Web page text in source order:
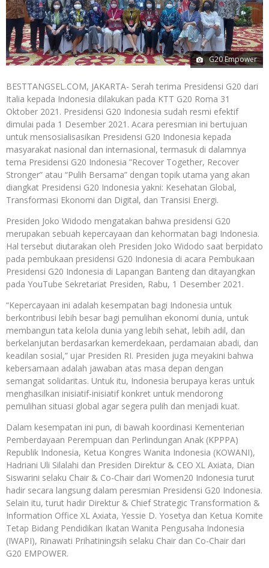
G20 Empower
BESTTANGSEL.COM, JAKARTA- Serah terima Presidensi G20 dari
Italia kepada Indonesia dilakukan pada KTT G20 Roma 31
Oktober 2021. Presidensi G20 Indonesia sudah resmi efektif
dimulai pada 1 Desember 2021. Acara peresmian ini bertujuan
untuk mensosialisasikan Presidensi G20 Indonesia kepada
masyarakat nasional dan internasional, termasuk di dalamnya
tema Presidensi G20 Indonesia ”Recover Together, Recover
Stronger” atau “Pulih Bersama” dengan topik utama yang akan
diangkat Presidensi G20 Indonesia yakni: Kesehatan Global,
Transformasi Ekonomi dan Digital, dan Transisi Energi.
Presiden Joko Widodo mengatakan bahwa presidensi G20
merupakan sebuah kepercayaan dan kehormatan bagi Indonesia.
Hal tersebut diutarakan oleh Presiden Joko Widodo saat berpidato
pada pembukaan presidensi G20 Indonesia di acara Pembukaan
Presidensi G20 Indonesia di Lapangan Banteng dan ditayangkan
pada YouTube Sekretariat Presiden, Rabu, 1 Desember 2021.
“Kepercayaan ini adalah kesempatan bagi Indonesia untuk
berkontribusi lebih besar bagi pemulihan ekonomi dunia, untuk
membangun tata kelola dunia yang lebih sehat, lebih adil, dan
berkelanjutan berdasarkan kemerdekaan, perdamaian abadi, dan
keadilan sosial,” ujar Presiden RI. Presiden juga meyakini bahwa
kebersamaan adalah jawaban atas masa depan dengan
semangat solidaritas. Untuk itu, Indonesia berupaya keras untuk
menghasilkan inisiatif-inisiatif konkret untuk mendorong
pemulihan situasi global agar segera pulih dan menjadi kuat.
Dalam kesempatan ini pun, di bawah koordinasi Kementerian
Pemberdayaan Perempuan dan Perlindungan Anak (KPPPA)
Republik Indonesia, Ketua Kongres Wanita Indonesia (KOWANI),
Hadriani Uli Silalahi dan Presiden Direktur & CEO XL Axiata, Dian
Siswarini selaku Chair & Co-Chair dari Women20 Indonesia turut
hadir secara langsung dalam peresmian Presidensi G20 Indonesia.
Selain itu, turut hadir Direktur & Chief Strategic Transformation &
Information Office XL Axiata, Yessie D. Yosetya dan Ketua Komite
Tetap Bidang Pendidikan Ikatan Wanita Pengusaha Indonesia
(IWAPI), Rinawati Prihatiningsih selaku Chair dan Co-Chair dari
G20 EMPOWER.